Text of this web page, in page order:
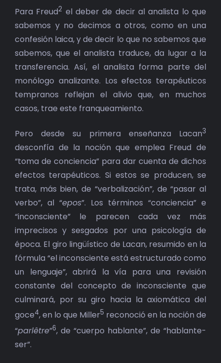
Para Freud2 el deber de decir al analista lo que
sabemos y no decimos a otros, como en una
confesión laica, y de decir lo que no sabemos que
sabemos, que el analista traduce, da lugar a la
transferencia. Así, el analista forma parte del
monólogo analizante. Los efectos terapéuticos
tempranos reflejan el alivio que, en muchos
casos, trae este franqueamiento.
Pero desde su primera enseñanza Lacan3
desconfía de la noción que emplea Freud de
“toma de conciencia” para dar cuenta de dichos
efectos terapéuticos. Si estos se producen, se
trata, más bien, de “verbalización”, de “pasar al
verbo”, al “epos”. Los términos “conciencia” e
“inconsciente” le parecen cada vez más
imprecisos y sesgados por una psicología de
época. El giro lingüístico de Lacan, resumido en la
fórmula “el inconsciente está estructurado como
un lenguaje”, abrirá la vía para una revisión
constante del concepto de inconsciente que
culminará, por su giro hacia la axiomática del
goce4, en lo que Miller5 reconoció en la noción de
“parlêtre”6, de “cuerpo hablante”, de “hablante-
ser”.